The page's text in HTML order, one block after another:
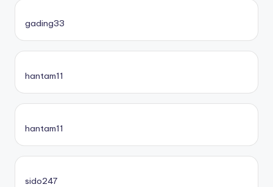
gading33
hantam11
hantam11
sido247